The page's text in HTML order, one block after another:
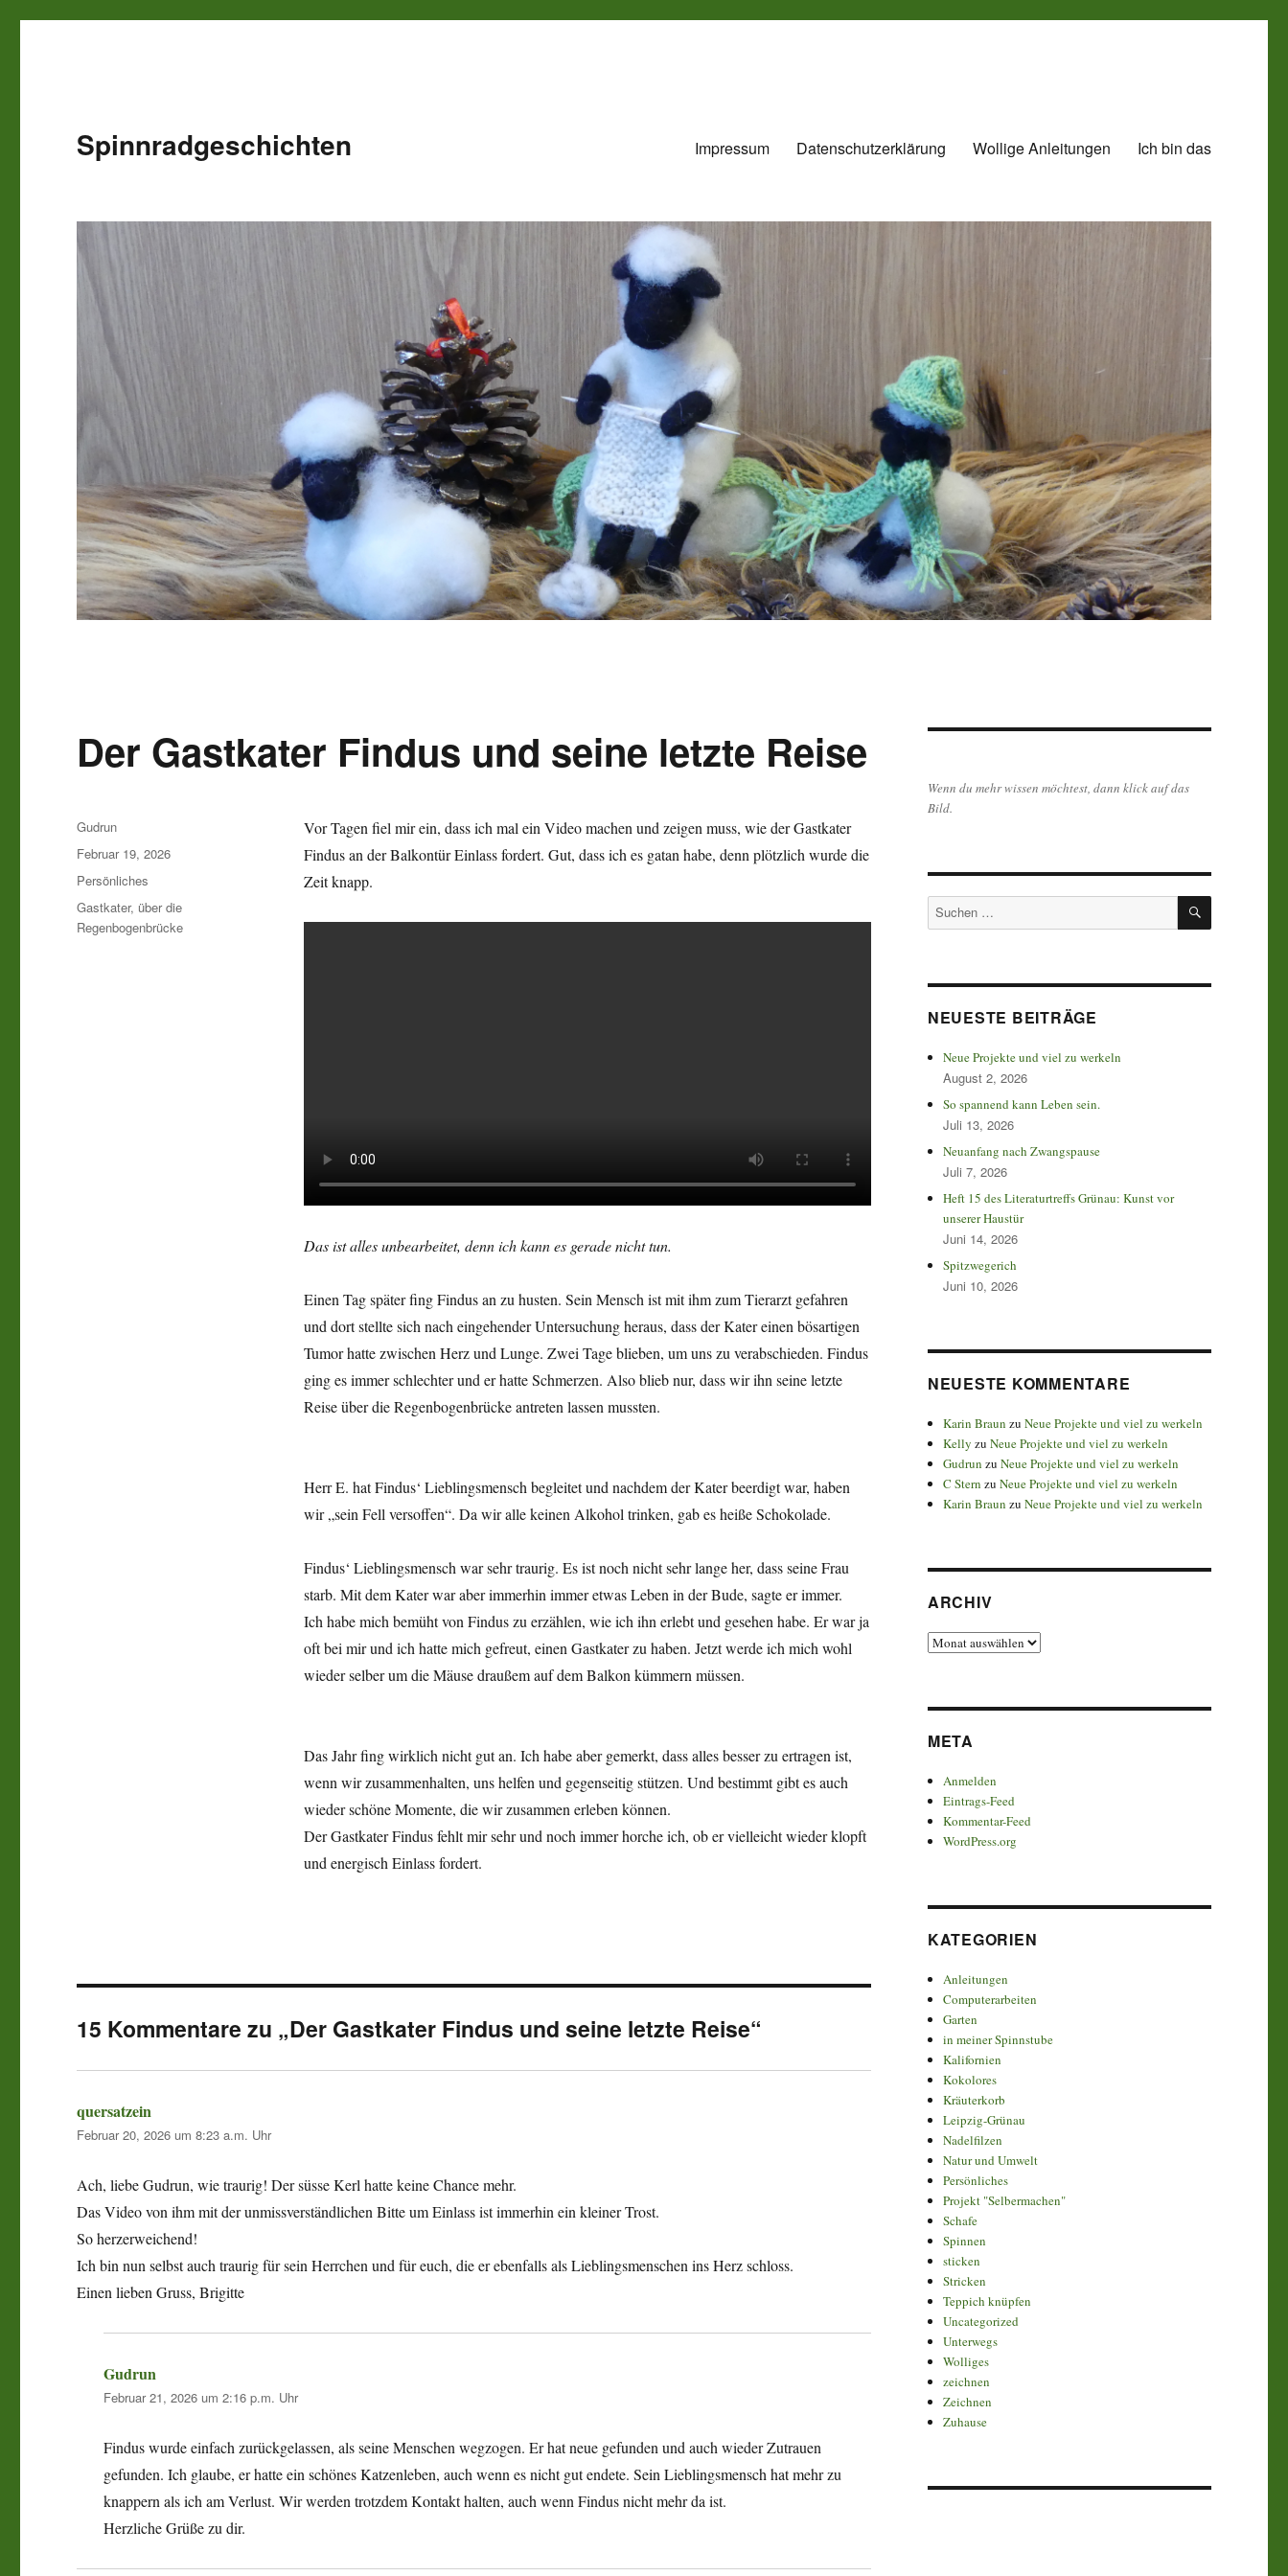
Spinnradgeschichten Impressum Datenschutzerklärung Wollige Anleitungen Ich bin das
Der Gastkater Findus und seine letzte Reise
Vor Tagen fiel mir ein, dass ich mal ein Video machen und zeigen muss, wie der Gastkater
Findus an der Balkontür Einlass fordert. Gut, dass ich es gatan habe, denn plötzlich wurde die
Zeit knapp.
Das ist alles unbearbeitet, denn ich kann es gerade nicht tun.
Einen Tag später fing Findus an zu husten. Sein Mensch ist mit ihm zum Tierarzt gefahren
und dort stellte sich nach eingehender Untersuchung heraus, dass der Kater einen bösartigen
Tumor hatte zwischen Herz und Lunge. Zwei Tage blieben, um uns zu verabschieden. Findus
ging es immer schlechter und er hatte Schmerzen. Also blieb nur, dass wir ihn seine letzte
Reise über die Regenbogenbrücke antreten lassen mussten.
Herr E. hat Findus‘ Lieblingsmensch begleitet und nachdem der Kater beerdigt war, haben
wir „sein Fell versoffen“. Da wir alle keinen Alkohol trinken, gab es heiße Schokolade.
Findus‘ Lieblingsmensch war sehr traurig. Es ist noch nicht sehr lange her, dass seine Frau
starb. Mit dem Kater war aber immerhin immer etwas Leben in der Bude, sagte er immer.
Ich habe mich bemüht von Findus zu erzählen, wie ich ihn erlebt und gesehen habe. Er war ja
oft bei mir und ich hatte mich gefreut, einen Gastkater zu haben. Jetzt werde ich mich wohl
wieder selber um die Mäuse draußem auf dem Balkon kümmern müssen.
Das Jahr fing wirklich nicht gut an. Ich habe aber gemerkt, dass alles besser zu ertragen ist,
wenn wir zusammenhalten, uns helfen und gegenseitig stützen. Und bestimmt gibt es auch
wieder schöne Momente, die wir zusammen erleben können.
Der Gastkater Findus fehlt mir sehr und noch immer horche ich, ob er vielleicht wieder klopft
und energisch Einlass fordert.
Autor
Gudrun
Veröffentlicht
am
Februar 19, 2026
Kategorien
Persönliches
Schlagwörter
Gastkater, über die
Regenbogenbrücke
15 Kommentare zu „Der Gastkater Findus und seine letzte Reise“
quersatzein
Februar 20, 2026 um 8:23 a.m. Uhr
Ach, liebe Gudrun, wie traurig! Der süsse Kerl hatte keine Chance mehr.
Das Video von ihm mit der unmissverständlichen Bitte um Einlass ist immerhin ein kleiner Trost.
So herzerweichend!
Ich bin nun selbst auch traurig für sein Herrchen und für euch, die er ebenfalls als Lieblingsmenschen ins Herz schloss.
Einen lieben Gruss, Brigitte
Gudrun
Februar 21, 2026 um 2:16 p.m. Uhr
Findus wurde einfach zurückgelassen, als seine Menschen wegzogen. Er hat neue gefunden und auch wieder Zutrauen
gefunden. Ich glaube, er hatte ein schönes Katzenleben, auch wenn es nicht gut endete. Sein Lieblingsmensch hat mehr zu
knappern als ich am Verlust. Wir werden trotzdem Kontakt halten, auch wenn Findus nicht mehr da ist.
Herzliche Grüße zu dir.
Wenn du mehr wissen möchtest, dann klick auf das
Bild.
Suchen
nach:
SUCHEN
NEUESTE BEITRÄGE
Neue Projekte und viel zu werkeln
August 2, 2026
So spannend kann Leben sein.
Juli 13, 2026
Neuanfang nach Zwangspause
Juli 7, 2026
Heft 15 des Literaturtreffs Grünau: Kunst vor
unserer Haustür
Juni 14, 2026
Spitzwegerich
Juni 10, 2026
NEUESTE KOMMENTARE
Karin Braun zuNeue Projekte und viel zu werkeln
Kelly zuNeue Projekte und viel zu werkeln
Gudrun zuNeue Projekte und viel zu werkeln
C Stern zuNeue Projekte und viel zu werkeln
Karin Braun zuNeue Projekte und viel zu werkeln
ARCHIV
Archiv
META
Anmelden
Eintrags-Feed
Kommentar-Feed
WordPress.org
KATEGORIEN
Anleitungen
Computerarbeiten
Garten
in meiner Spinnstube
Kalifornien
Kokolores
Kräuterkorb
Leipzig-Grünau
Nadelfilzen
Natur und Umwelt
Persönliches
Projekt "Selbermachen"
Schafe
Spinnen
sticken
Stricken
Teppich knüpfen
Uncategorized
Unterwegs
Wolliges
zeichnen
Zeichnen
Zuhause